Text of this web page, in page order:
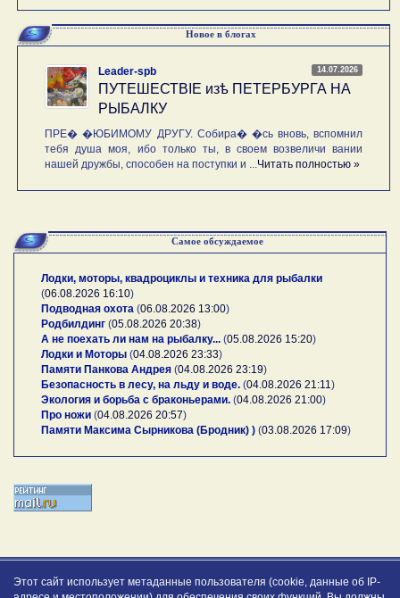
Новое в блогах
14.07.2026
Leader-spb
ПУТЕШЕСТВIE изѣ ПЕТЕРБУРГА НА
РЫБАЛКУ
ПРЕ� �ЮБИМОМУ ДРУГУ. Собира� �сь вновь, вспомнил
тебя душа моя, ибо только ты, в своем возвеличи вании
нашей дружбы, способен на поступки и ... Читать полностью »
Самое обсуждаемое
Лодки, моторы, квадроциклы и техника для рыбалки
(06.08.2026 16:10)
Подводная охота (06.08.2026 13:00)
Родбилдинг (05.08.2026 20:38)
А не поехать ли нам на рыбалку... (05.08.2026 15:20)
Лодки и Моторы (04.08.2026 23:33)
Памяти Панкова Андрея (04.08.2026 23:19)
Безопасность в лесу, на льду и воде. (04.08.2026 21:11 )
Экология и борьба с браконьерами. (04.08.2026 21:00)
Про ножи (04.08.2026 20:57)
Памяти Максима Сырникова (Бродник) ) (03.08.2026 17:09)
Этот сайт использует метаданные пользователя (cookie, данные об IP-